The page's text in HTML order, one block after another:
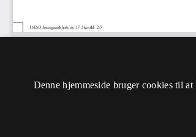
Denne hjemmeside bruger cookies til